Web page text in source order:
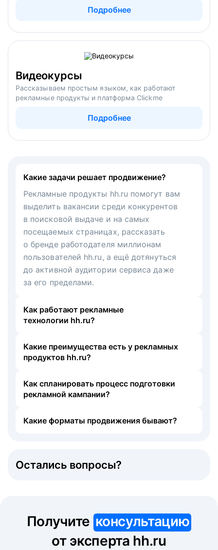
Подробнее
Видеокурсы
Рассказываем простым языком, как работают
рекламные продукты и платформа Clickme
Подробнее
Какие задачи решает продвижение?
Рекламные продукты hh.ru помогут вам
выделить вакансии среди конкурентов
в поисковой выдаче и на самых
посещаемых страницах, рассказать
о бренде работодателя миллионам
пользователей hh.ru, а ещё дотянуться
до активной аудитории сервиса даже
за его пределами.
Как работают рекламные
технологии hh.ru?
Какие преимущества есть у рекламных
продуктов hh.ru?
Как спланировать процесс подготовки
рекламной кампании?
Какие форматы продвижения бывают?
Остались вопросы?
Получите консультацию
от эксперта hh.ru